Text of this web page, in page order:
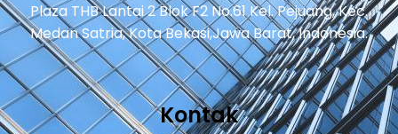
Plaza THB Lantai 2 Blok F2 No.61 Kel. Pejuang, Kec.
Medan Satria, Kota Bekasi,Jawa Barat, Indonesia.
Kontak